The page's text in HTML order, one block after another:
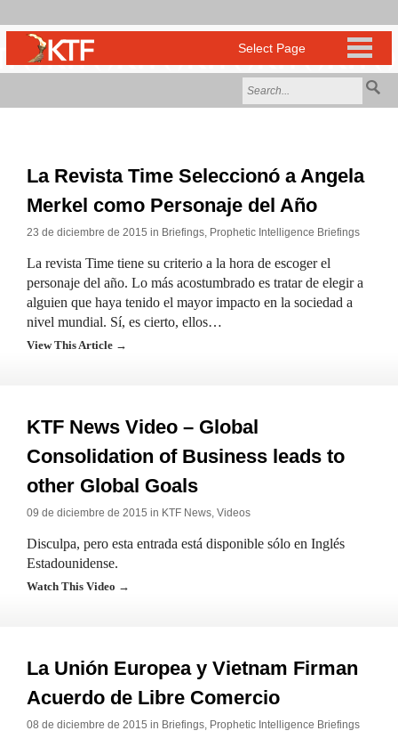
La Revista Time Seleccionó a Angela
Merkel como Personaje del Año
23 de diciembre de 2015 in Briefings, Prophetic Intelligence Briefings
La revista Time tiene su criterio a la hora de escoger el
personaje del año. Lo más acostumbrado es tratar de elegir a
alguien que haya tenido el mayor impacto en la sociedad a
nivel mundial. Sí, es cierto, ellos…
View This Article →
KTF News Video – Global
Consolidation of Business leads to
other Global Goals
09 de diciembre de 2015 in KTF News, Videos
Disculpa, pero esta entrada está disponible sólo en Inglés
Estadounidense.
Watch This Video →
La Unión Europea y Vietnam Firman
Acuerdo de Libre Comercio
08 de diciembre de 2015 in Briefings, Prophetic Intelligence Briefings